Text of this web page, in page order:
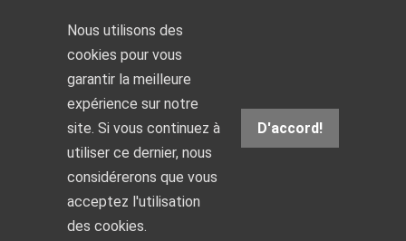
Nous utilisons des
cookies pour vous
garantir la meilleure
expérience sur notre
site. Si vous continuez à
utiliser ce dernier, nous
considérerons que vous
acceptez l'utilisation
des cookies.
D'accord!